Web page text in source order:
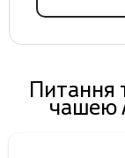
Питання
чашею